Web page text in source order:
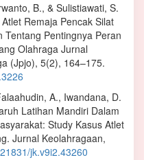
B., & Sulistiawati, S.
Remaja Pencak Silat
Tentang Pentingnya Peran
Olahraga Jurnal
(Jpjo), 5(2), 164–175.
A., Iwandana, D.
Latihan Mandiri Dalam
Study Kasus Atlet
Jurnal Keolahragaan,
jk.v9i2.43260